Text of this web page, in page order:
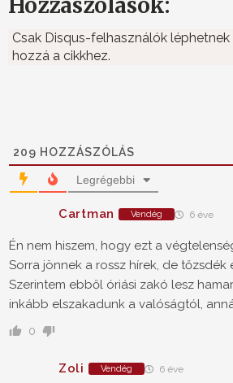
Csak Disqus-felhasználók
hozzá a cikkhez.
209 HOZZÁSZÓLÁS
Legrégebbi
Cartman Vendég 6 éve
Én nem hiszem, hogy ezt a
Sorra jönnek a rossz hírek, de tőzsdék
Szerintem ebből óriási zakó lesz
inkább elszakadunk a valóságtól,
0
Zoli Vendég 6 éve